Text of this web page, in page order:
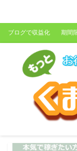
ブログで収益化 期間